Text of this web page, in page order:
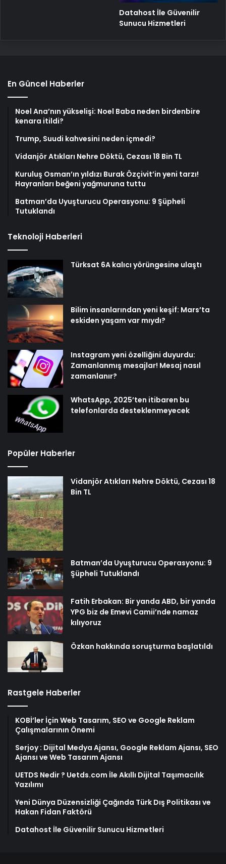
Datahost İle Güvenilir
Sunucu Hizmetleri
En Güncel Haberler
Noel Ana’nın yükselişi: Noel Baba neden birdenbire
kenara itildi?
Trump, Suudi kahvesini neden içmedi?
Vidanjör Atıkları Nehre Döktü, Cezası 18 Bin TL
Kuruluş Osman’ın yıldızı Burak Özçivit’in yeni tarzı!
Hayranları beğeni yağmuruna tuttu
Batman’da Uyuşturucu Operasyonu: 9 Şüpheli
Tutuklandı
Teknoloji Haberleri
Türksat 6A kalıcı yörüngesine ulaştı
Bilim insanlarından yeni keşif: Mars’ta
eskiden yaşam var mıydı?
Instagram yeni özelliğini duyurdu:
Zamanlanmış mesajlar! Mesaj nasıl
zamanlanır?
WhatsApp, 2025’ten itibaren bu
telefonlarda desteklenmeyecek
Popüler Haberler
Vidanjör Atıkları Nehre Döktü, Cezası 18
Bin TL
Batman’da Uyuşturucu Operasyonu: 9
Şüpheli Tutuklandı
Fatih Erbakan: Bir yanda ABD, bir yanda
YPG biz de Emevi Camii’nde namaz
kılıyoruz
Özkan hakkında soruşturma başlatıldı
Rastgele Haberler
KOBİ’ler İçin Web Tasarım, SEO ve Google Reklam
Çalışmalarının Önemi
Serjoy : Dijital Medya Ajansı, Google Reklam Ajansı, SEO
Ajansı ve Web Tasarım Ajansı
UETDS Nedir ? Uetds.com İle Akıllı Dijital Taşımacılık
Yazılımı
Yeni Dünya Düzensizliği Çağında Türk Dış Politikası ve
Hakan Fidan Faktörü
Datahost İle Güvenilir Sunucu Hizmetleri